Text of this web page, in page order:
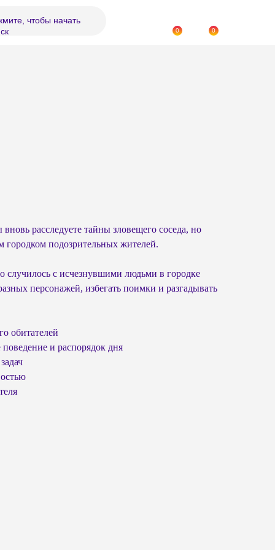
чтобы начать
0 0
расследуете тайны зловещего соседа, но
подозрительных жителей.
случилось с исчезнувшими людьми в городке
персонажей, избегать поимки и разгадывать
обитателей
и распорядок дня